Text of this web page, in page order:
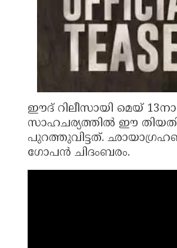
ഈദ് റിലീസായി മെയ്
സാഹചര്യത്തില്‍ ഈ
പുറത്തുവിട്ടത്.
ഗോപന്‍ ചിദംബരം.